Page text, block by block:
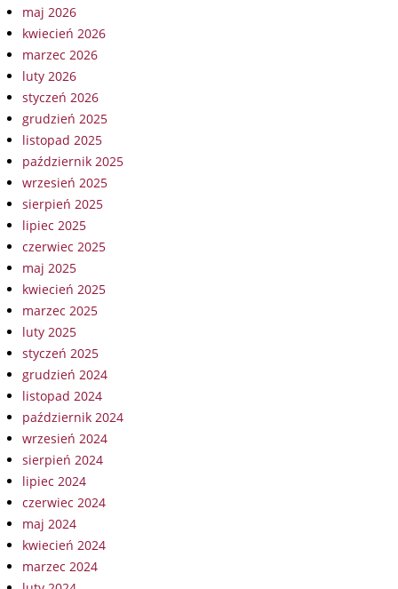
maj 2026
kwiecień 2026
marzec 2026
luty 2026
styczeń 2026
grudzień 2025
listopad 2025
październik 2025
wrzesień 2025
sierpień 2025
lipiec 2025
czerwiec 2025
maj 2025
kwiecień 2025
marzec 2025
luty 2025
styczeń 2025
grudzień 2024
listopad 2024
październik 2024
wrzesień 2024
sierpień 2024
lipiec 2024
czerwiec 2024
maj 2024
kwiecień 2024
marzec 2024